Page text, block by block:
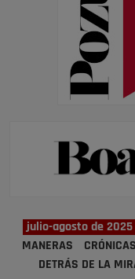
julio-agosto de 2025
MANERAS
DETRÁS DE LA